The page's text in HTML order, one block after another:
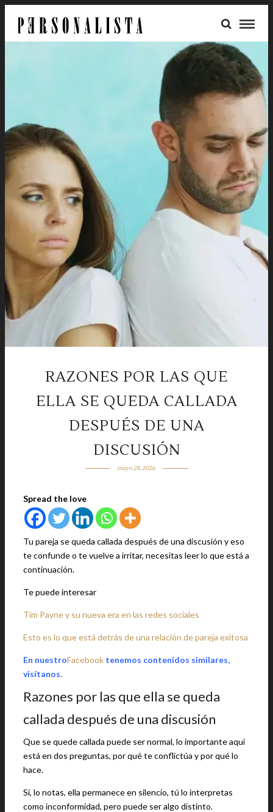
RAZONES POR LAS QUE
ELLA SE QUEDA CALLADA
DESPUÉS DE UNA
DISCUSIÓN
mayo 28, 2026
Spread the love
Tu pareja se queda callada después de una discusión y eso
te confunde o te vuelve a irritar, necesitas leer lo que está a
continuación.
Te puede interesar
Tim Payne y su nueva era en las redes sociales
Esto es lo que está detrás de una relación de pareja exitosa
En nuestroFacebook tenemos contenidos similares,
visítanos.
Razones por las que ella se queda
callada después de una discusión
Que se quede callada puede ser normal, lo importante aquí
está en dos preguntas, por qué te conflictúa y por qué lo
hace.
Sí, lo notas, ella permanece en silencio, tú lo interpretas
como inconformidad, pero puede ser algo distinto.